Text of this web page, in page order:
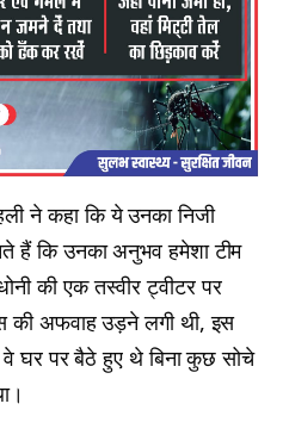
ने कहा कि ये उनका निजी
हैं कि उनका अनुभव हमेशा टीम
की एक तस्वीर ट्वीटर पर
की अफवाह उड़ने लगी थी, इस
वे घर पर बैठे हुए थे बिना कुछ सोचे